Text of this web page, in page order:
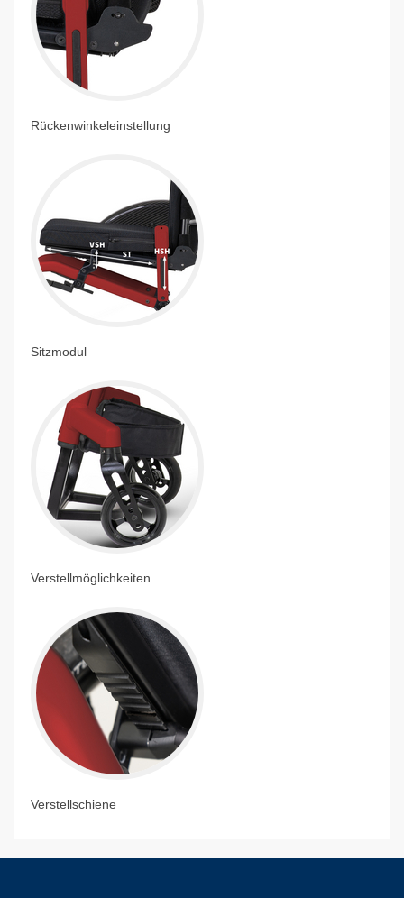
Rückenwinkeleinstellung
Sitzmodul
Verstellmöglichkeiten
Verstellschiene